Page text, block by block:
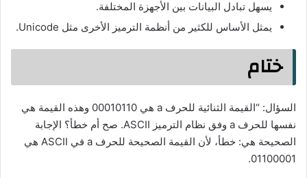
يسهل تبادل البيانات بين الأجهزة المختلفة.
يمثل الأساس للكثير من أنظمة الترميز الأخرى مثل Unicode.
ختام
السؤال: “القيمة الثنائية للحرف a هي 00010110 وهذه القيمة هي
نفسها للحرف a وفق نظام الترميز ASCII. صح أم خطأ؟ الإجابة
الصحيحة هي: خطأ، لأن القيمة الصحيحة للحرف a في ASCII هي
01100001.